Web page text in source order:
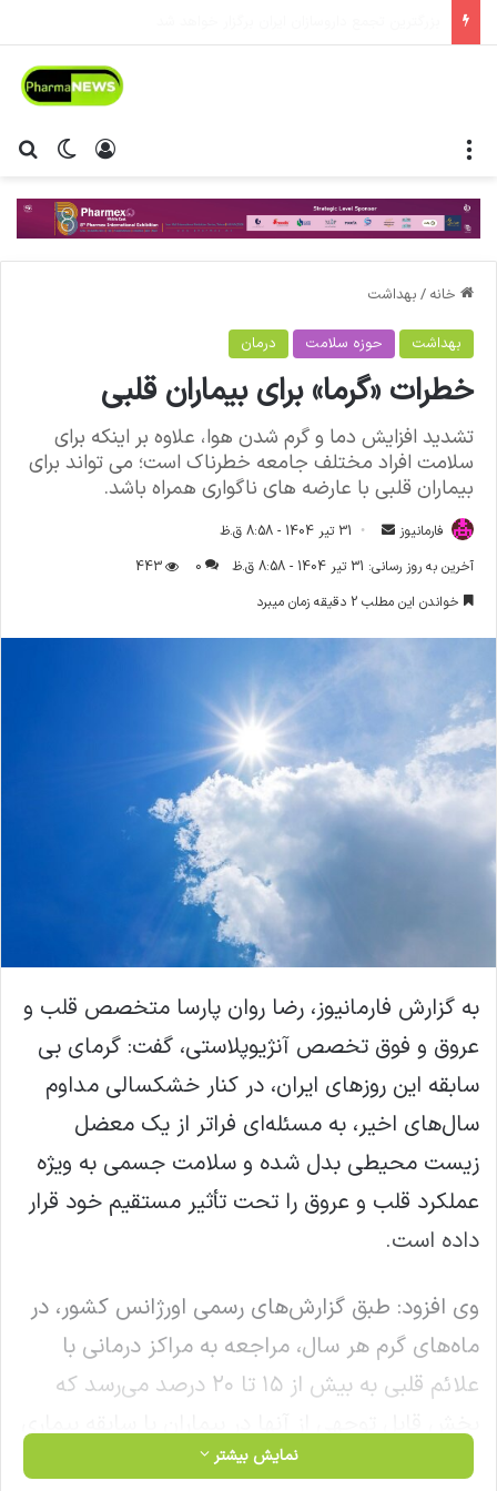
تغییر ورود
خانه / بهداشت
بهداشت حوزه سلامت درمان
خطرات «گرما» برای بیماران قلبی
تشدید افزایش دما و گرم شدن هوا، علاوه بر اینکه برای
سلامت افراد مختلف جامعه خطرناک است؛ می تواند برای
بیماران قلبی با عارضه های ناگواری همراه باشد.
فارمانیوز
ا
ل
ل
31 تیر 1404 - 8:58 ق.ظ
آخرین به روز رسانی: 31 تیر 1404 - 8:58 ق.ظ
0
443
خواندن این مطلب 2 دقیقه زمان میبرد
به گزارش فارمانیوز، رضا روان پارسا متخصص قلب و
عروق و فوق تخصص آنژیوپلاستی، گفت: گرمای بی
سابقه این روزهای ایران، در کنار خشکسالی مداوم
سال‌های اخیر، به مسئله‌ای فراتر از یک معضل
زیست محیطی بدل شده و سلامت جسمی به ویژه
عملکرد قلب و عروق را تحت تأثیر مستقیم خود قرار
داده است.
وی افزود: طبق گزارش‌های رسمی اورژانس کشور، در
ماه‌های گرم هر سال، مراجعه به مراکز درمانی با
علائم قلبی به بیش از ۱۵ تا ۲۰ درصد می‌رسد که
بخش قابل توجهی از آنها در بیماران با سابقه بیماری
قلبی رخ می‌دهد. از طرفی گزارش‌های سازمان
نمایش بیشتر